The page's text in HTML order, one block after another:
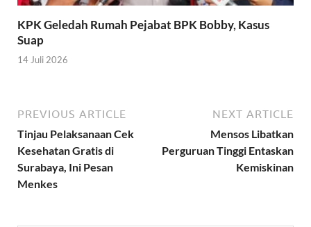
KPK Geledah Rumah Pejabat BPK Bobby, Kasus
Suap
14 Juli 2026
PREVIOUS ARTICLE
Tinjau Pelaksanaan Cek
Kesehatan Gratis di
Surabaya, Ini Pesan
Menkes
NEXT ARTICLE
Mensos Libatkan
Perguruan Tinggi Entaskan
Kemiskinan